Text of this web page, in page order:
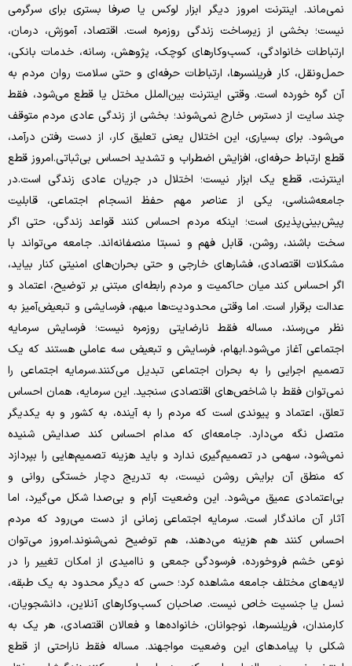
نمی‌ماند. اینترنت امروز دیگر ابزار لوکس یا صرفا بستری برای سرگرمی
نیست؛ بخشی از زیرساخت زندگی روزمره است. اقتصاد، آموزش، درمان،
ارتباطات خانوادگی، کسب‌وکارهای کوچک، پژوهش، رسانه، خدمات بانکی،
حمل‌ونقل، کار فریلنسرها، ارتباطات حرفه‌ای و حتی سلامت روان مردم به
آن گره خورده است. وقتی اینترنت بین‌الملل مختل یا قطع می‌شود، فقط
چند سایت از دسترس خارج نمی‌شوند؛ بخشی از زندگی عادی مردم متوقف
می‌شود. برای بسیاری، این اختلال یعنی تعلیق کار، از دست رفتن درآمد،
قطع ارتباط حرفه‌ای، افزایش اضطراب و تشدید احساس بی‌ثباتی.امروز قطع
اینترنت، قطع یک ابزار نیست؛ اختلال در جریان عادی زندگی است.در
جامعه‌شناسی، یکی از عناصر مهم حفظ انسجام اجتماعی، قابلیت
پیش‌بینی‌پذیری است؛ اینکه مردم احساس کنند قواعد زندگی، حتی اگر
سخت باشند، روشن، قابل فهم و نسبتا منصفانه‌اند. جامعه می‌تواند با
مشکلات اقتصادی، فشارهای خارجی و حتی بحران‌های امنیتی کنار بیاید،
اگر احساس کند میان حاکمیت و مردم رابطه‌ای مبتنی بر توضیح، اعتماد و
عدالت برقرار است. اما وقتی محدودیت‌ها مبهم، فرسایشی و تبعیض‌آمیز به
نظر می‌رسند، مساله فقط نارضایتی روزمره نیست؛ فرسایش سرمایه
اجتماعی آغاز می‌شود.ابهام، فرسایش و تبعیض سه عاملی هستند که یک
تصمیم اجرایی را به بحران اجتماعی تبدیل می‌کنند.سرمایه اجتماعی را
نمی‌توان فقط با شاخص‌های اقتصادی سنجید. این سرمایه، همان احساس
تعلق، اعتماد و پیوندی است که مردم را به آینده، به کشور و به یکدیگر
متصل نگه می‌دارد. جامعه‌ای که مدام احساس کند صدایش شنیده
نمی‌شود، سهمی در تصمیم‌گیری ندارد و باید هزینه تصمیم‌هایی را بپردازد
که منطق آن برایش روشن نیست، به ‌تدریج دچار خستگی روانی و
بی‌اعتمادی عمیق می‌شود. این وضعیت آرام و بی‌صدا شکل می‌گیرد، اما
آثار آن ماندگار است. سرمایه اجتماعی زمانی از دست می‌رود که مردم
احساس کنند هم هزینه می‌دهند، هم توضیح نمی‌شنوند.امروز می‌توان
نوعی خشم فروخورده، فرسودگی جمعی و ناامیدی از امکان تغییر را در
لایه‌های مختلف جامعه مشاهده کرد؛ حسی که دیگر محدود به یک طبقه،
نسل یا جنسیت خاص نیست. صاحبان کسب‌وکارهای آنلاین، دانشجویان،
کارمندان، فریلنسرها، نوجوانان، خانواده‌ها و فعالان اقتصادی، هر یک به
شکلی با پیامدهای این وضعیت مواجهند. مساله فقط ناراحتی از قطع